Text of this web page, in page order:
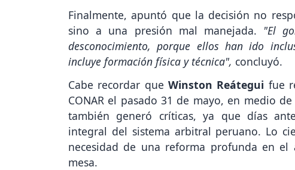
Finalmente, apuntó que la decisión no
sino a una presión mal manejada. "El
desconocimiento, porque ellos han ido
incluye formación física y técnica", concluyó.
Cabe recordar que Winston Reátegui fue
CONAR el pasado 31 de mayo, en medio
también generó críticas, ya que días
integral del sistema arbitral peruano. Lo
necesidad de una reforma profunda en
mesa.